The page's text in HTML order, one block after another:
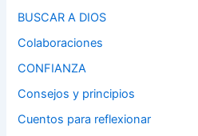
BUSCAR A DIOS
Colaboraciones
CONFIANZA
Consejos y principios
Cuentos para reflexionar